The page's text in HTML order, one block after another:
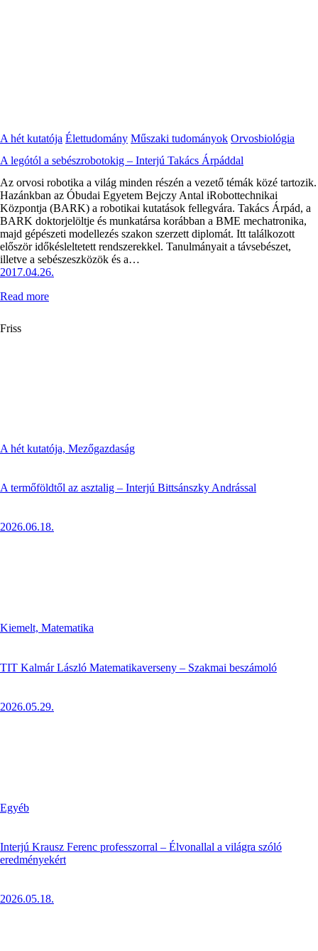
A hét kutatója Élettudomány Műszaki tudományok Orvosbiológia
A legótól a sebészrobotokig – Interjú Takács Árpáddal
Az orvosi robotika a világ minden részén a vezető témák közé tartozik.
Hazánkban az Óbudai Egyetem Bejczy Antal iRobottechnikai
Központja (BARK) a robotikai kutatások fellegvára. Takács Árpád, a
BARK doktorjelöltje és munkatársa korábban a BME mechatronika,
majd gépészeti modellezés szakon szerzett diplomát. Itt találkozott
először időkésleltetett rendszerekkel. Tanulmányait a távsebészet,
illetve a sebészeszközök és a…
2017.04.26.
Read more
Friss
A hét kutatója, Mezőgazdaság
A termőföldtől az asztalig – Interjú Bittsánszky Andrással
2026.06.18.
Kiemelt, Matematika
TIT Kalmár László Matematikaverseny – Szakmai beszámoló
2026.05.29.
Egyéb
Interjú Krausz Ferenc professzorral – Élvonallal a világra szóló
eredményekért
2026.05.18.